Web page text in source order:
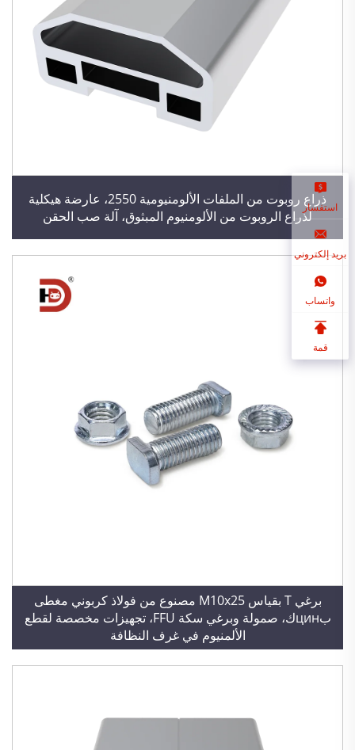
ذراع روبوت من الملفات الألومنيومية 2550، عارضة هيكلية
لذراع الروبوت من الألومنيوم المبثوق، آلة صب الحقن
برغي T بقياس M10x25 مصنوع من فولاذ كربوني مغطى
بцинك، صمولة وبرغي سكة FFU، تجهيزات مخصصة لقطع
الألمنيوم في غرف النظافة
استفسار
بريد إلكتروني
واتساب
قمة